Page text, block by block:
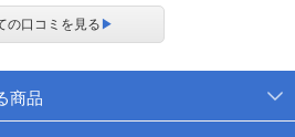
の口コミを見る ▶
商品